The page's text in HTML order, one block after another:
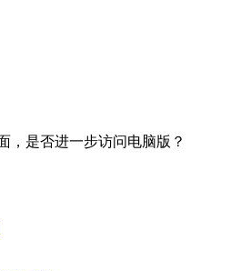
，是否进一步访问电脑版？